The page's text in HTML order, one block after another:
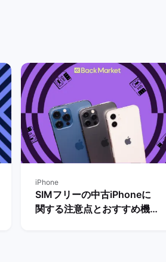
iPhone
SIMフリーの中古iPhoneに
関する注意点とおすすめ機